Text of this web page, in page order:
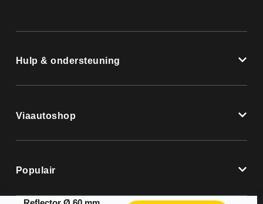
Hulp & ondersteuning
Viaautoshop
Populair